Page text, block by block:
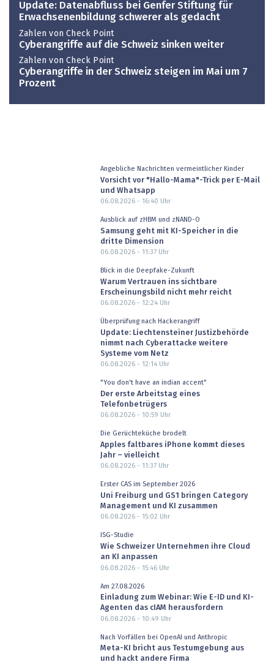
Update: Datenabfluss bei Genfer Stiftung für
Erwachsenenbildung schwerer als gedacht
Zahlen von Check Point
Cyberangriffe auf die Schweiz sinken weiter
Zahlen von Check Point
Cyberangriffe in der Schweiz steigen im Mai um 7
Prozent
Angebliche Nachrichten vermeintlicher Kinder
Vorsicht vor "Hallo-Mama"-Trick per E-Mail
und Whatsapp
06.08.2026 - 16:40 Uhr
Ausblick auf zHBM und zNAND-O
Samsung geht mit KI-Speicher in die
dritte Dimension
06.08.2026 - 11:37Uhr
Blick in die Deepfake-Zukunft
Warum Vertrauen ins sichtbare
Erscheinungsbild nicht mehr reicht
06.08.2026 - 12:24Uhr
Überprüfung nach Hackerangriff
Update: Liechtensteiner Justizbehörde
nimmt nach Cyberattacke weitere
Systeme vom Netz
06.08.2026 - 12:14Uhr
"You don't have an indian accent"
Der erste Arbeitstag eines
Telefonbetrügers
06.08.2026 - 10:59 Uhr
Die Gerüchteküche brodelt
Apples faltbares iPhone kommt dieses
Jahr – vielleicht
06.08.2026 - 11:37Uhr
Erster CAS im September 2026
Uni Freiburg und GS1 bringen Category
Management und KI zusammen
06.08.2026 - 15:02 Uhr
ISG-Studie
Wie Schweizer Unternehmen ihre Cloud
an KI anpassen
06.08.2026 - 15:46Uhr
Am 27.08.2026
Einladung zum Webinar: Wie E-ID und KI-
Agenten das cIAM herausfordern
06.08.2026 - 10:49 Uhr
Nach Vorfällen bei OpenAI und Anthropic
Meta-KI bricht aus Testumgebung aus
und hackt andere Firma